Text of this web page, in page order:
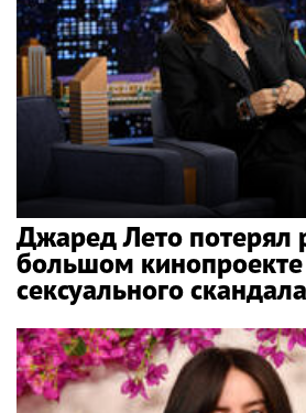
Джаред Лето потерял
большом кинопроекте
сексуального скандала